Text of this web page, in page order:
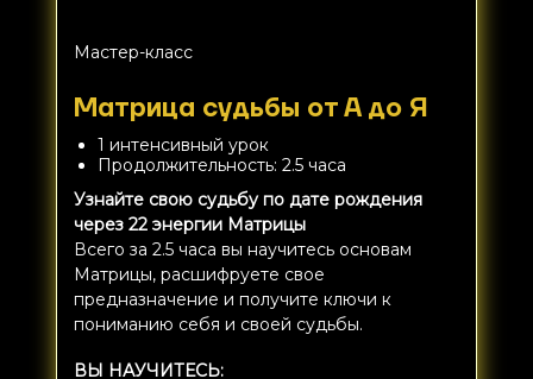
Мастер-класс
Матрица судьбы от А до Я
1 интенсивный урок
Продолжительность: 2.5 часа
Узнайте свою судьбу по дате рождения
через 22 энергии Матрицы
Всего за 2.5 часа вы научитесь основам
Матрицы, расшифруете свое
предназначение и получите ключи к
пониманию себя и своей судьбы.
ВЫ НАУЧИТЕСЬ: